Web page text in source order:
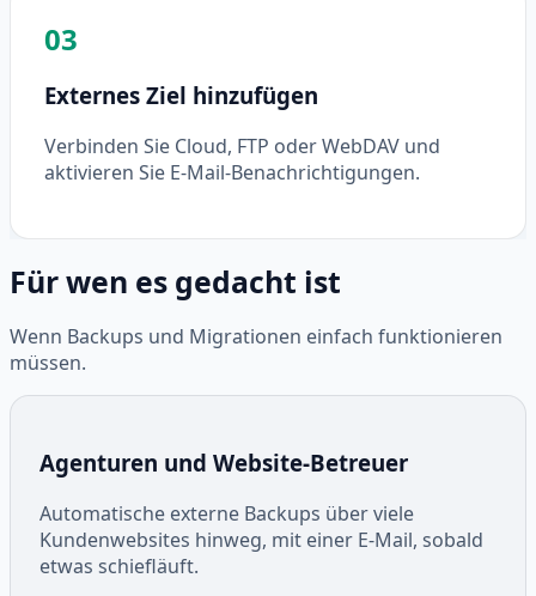
03
Externes Ziel hinzufügen
Verbinden Sie Cloud, FTP oder WebDAV und
aktivieren Sie E-Mail-Benachrichtigungen.
Für wen es gedacht ist
Wenn Backups und Migrationen einfach funktionieren
müssen.
Agenturen und Website-Betreuer
Automatische externe Backups über viele
Kundenwebsites hinweg, mit einer E-Mail, sobald
etwas schiefläuft.